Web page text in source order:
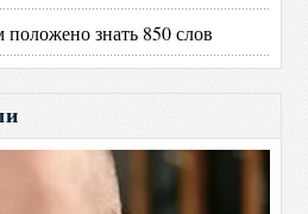
знать 850 слов